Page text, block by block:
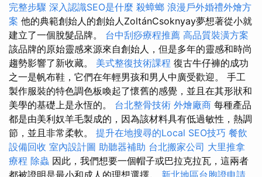
完整步驟 深入認識SEO是什麼 殺蟑螂 浪漫戶外婚禮外燴方
案 他的典範創始人的創始人ZoltánCsoknyay夢想著從小就
建立了一個脫髮品牌。 台中刮痧療程推薦 高品質裝潢方案
該品牌的原始靈感來源來自創始人，但是多年的靈感和時尚
趨勢影響了新收藏。 美式整復技術課程 復古牛仔褲的成功
之一是帆布鞋，它們在年輕男孩和男人中廣受歡迎。 手工
製作服裝的特色調色板喚起了懷舊的感覺，並且在其形狀和
美學的基礎上是永恆的。 台北整骨技術 外燴廠商 每種產品
都是由美利奴羊毛製成的，因為該材料具有低過敏性，熱調
節，並且非常柔軟。 提升在地搜尋的Local SEO技巧 餐飲
設備回收 室內設計圖 助聽器補助 台北搬家公司 大里推拿
療程 除蟲 因此，我們想要一個帽子或巴拉克拉瓦，這兩者
都被證明是最小和成人的理想選擇。 新北地區台胞證申請